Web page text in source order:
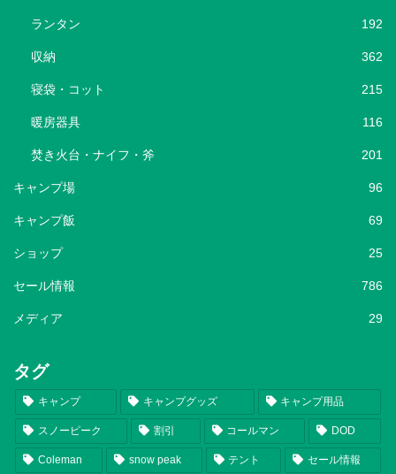
ランタン 192
収納 362
寝袋・コット 215
暖房器具 116
焚き火台・ナイフ・斧 201
キャンプ場 96
キャンプ飯 69
ショップ 25
セール情報 786
メディア 29
タグ
キャンプ キャンプグッズ キャンプ用品
スノーピーク 割引 コールマン DOD
Coleman snow peak テント セール情報